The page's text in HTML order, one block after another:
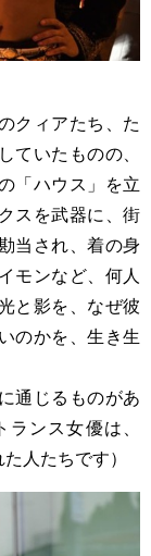
クィアたち、た
ていたものの、
「ハウス」を立
スを武器に、街
当され、着の身
モンなど、何人
と影を、なぜ彼
のかを、生き生
通じるものがあ
ンス女優は、
人たちです）